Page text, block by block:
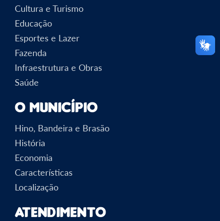
Cultura e Turismo
Educação
Esportes e Lazer
Fazenda
Infraestrutura e Obras
Saúde
O Município
Hino, Bandeira e Brasão
História
Economia
Características
Localização
Atendimento